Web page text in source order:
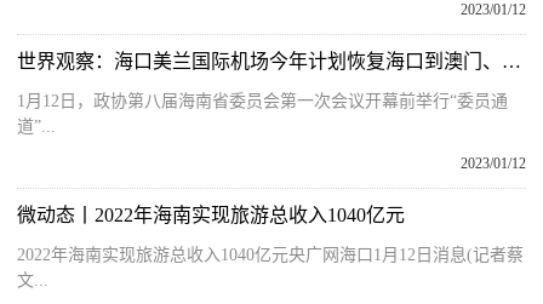
2023/01/12
世界观察：海口美兰国际机场今年计划恢复海口到澳门、东南亚等航线
1月12日，政协第八届海南省委员会第一次会议开幕前举行“委员通
道”...
2023/01/12
微动态丨2022年海南实现旅游总收入1040亿元
2022年海南实现旅游总收入1040亿元央广网海口1月12日消息(记者蔡
文...